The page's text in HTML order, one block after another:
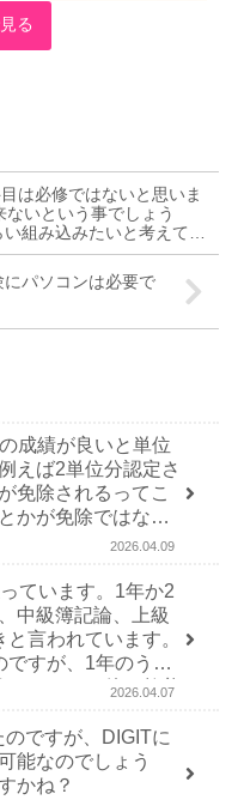
る
は必修ではないと思いま
いという事でしょう
組み込みたいと考えてい
にパソコンは必要で
成績が良いと単位
えば2単位分認定さ
免除されるってこ
かが免除ではなく2
2026.04.09
ています。1年か2
中級簿記論、上級
言われています。
ですが、1年のうち
しないで、他の教養
2026.04.07
のですが、DIGITに
能なのでしょう
かね？